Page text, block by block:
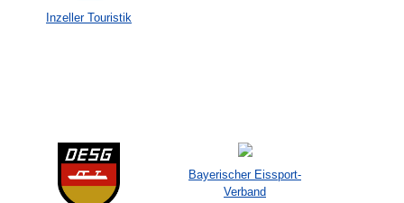
Inzeller Touristik
Bayerischer Eissport-
Verband